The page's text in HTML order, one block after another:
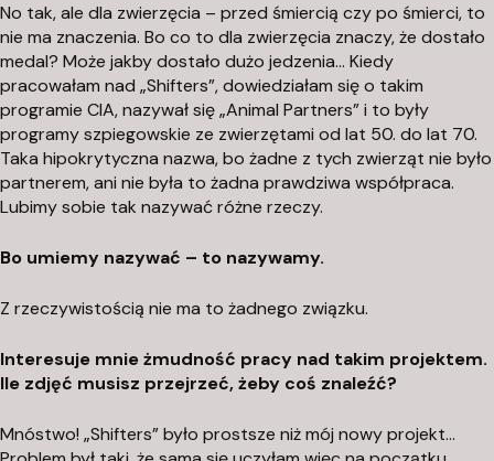
No tak, ale dla zwierzęcia – przed śmiercią czy po śmierci, to
nie ma znaczenia. Bo co to dla zwierzęcia znaczy, że dostało
medal? Może jakby dostało dużo jedzenia… Kiedy
pracowałam nad „Shifters”, dowiedziałam się o takim
programie CIA, nazywał się „Animal Partners” i to były
programy szpiegowskie ze zwierzętami od lat 50. do lat 70.
Taka hipokrytyczna nazwa, bo żadne z tych zwierząt nie było
partnerem, ani nie była to żadna prawdziwa współpraca.
Lubimy sobie tak nazywać różne rzeczy.
Bo umiemy nazywać – to nazywamy.
Z rzeczywistością nie ma to żadnego związku.
Interesuje mnie żmudność pracy nad takim projektem.
Ile zdjęć musisz przejrzeć, żeby coś znaleźć?
Mnóstwo! „Shifters” było prostsze niż mój nowy projekt…